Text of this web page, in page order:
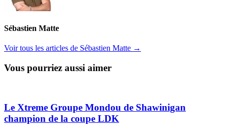
Sébastien Matte
Voir tous les articles de Sébastien Matte →
Vous pourriez aussi aimer
Le Xtreme Groupe Mondou de Shawinigan
champion de la coupe LDK